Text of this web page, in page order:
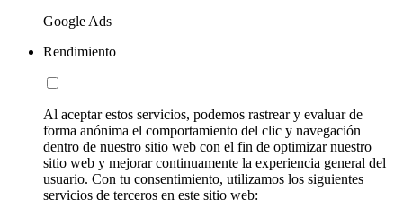
Google Ads
Rendimiento
Al aceptar estos servicios, podemos rastrear y evaluar de
forma anónima el comportamiento del clic y navegación
dentro de nuestro sitio web con el fin de optimizar nuestro
sitio web y mejorar continuamente la experiencia general del
usuario. Con tu consentimiento, utilizamos los siguientes
servicios de terceros en este sitio web: